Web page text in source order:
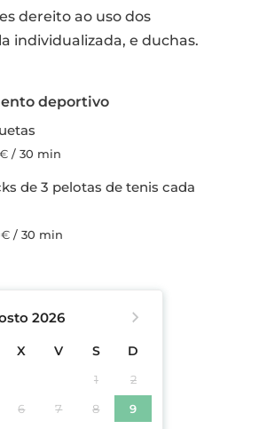
dereito ao uso dos
individualizada, e duchas.
deportivo
€/ 30 min
de 3 pelotas de tenis cada
€/ 30 min
2026
X V S D
1 2
6 7 8 9